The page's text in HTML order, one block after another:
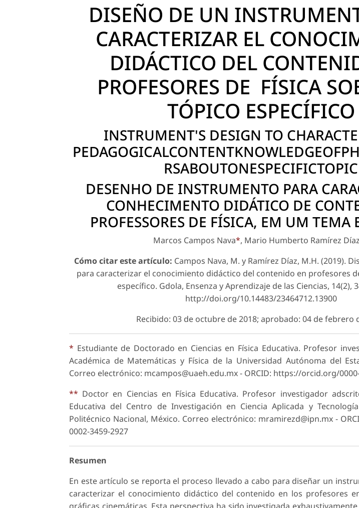
DISEÑO DE UN
CARACTERIZAR EL
DIDÁCTICO DEL
PROFESORES DE FÍSICA
TÓPICO ESPECÍFICO
INSTRUMENT'S DESIGN TO
RSABOUTONESPECIFICTOPIC
DESENHO DE INSTRUMENTO PARA
CONHECIMENTO DIDÁTICO DE
PROFESSORES DE FÍSICA, EM UM TEMA
Marcos Campos Nava*, Mario Humberto Ramírez Díaz
Cómo citar este artículo: Campos Nava, M. y Ramírez Díaz, M.H. (2019).
para caracterizar el conocimiento didáctico del contenido en profesores
específico. Gdola, Ensenza y Apren­dizaje de las Ciencias, 14(2),
http://doi.org/10.14483/23464712.13900
Recibido: 03 de octubre de 2018; aprobado: 04 de febrero
* Estudiante de Doctorado en Ciencias en Física Educativa. Profesor
Académica de Matemáticas y Física de la Universidad Autónoma del
Correo electrónico: mcampos@uaeh.edu.mx - ORCID: https://orcid.org/
** Doctor en Ciencias en Física Educativa. Profesor investigador
Educativa del Centro de Investigación en Ciencia Aplicada y
Politécnico Nacional, México. Correo electrónico: mramirezd@ipn.mx -
0002-3459-2927
Resumen
En este artículo se reporta el proceso llevado a cabo para diseñar un
caracterizar el conocimiento didáctico del contenido en los profesores